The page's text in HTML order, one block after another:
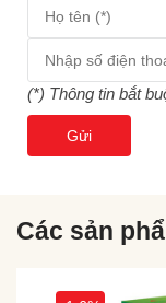
(*) Thông tin bắt
Gửi
Các sản